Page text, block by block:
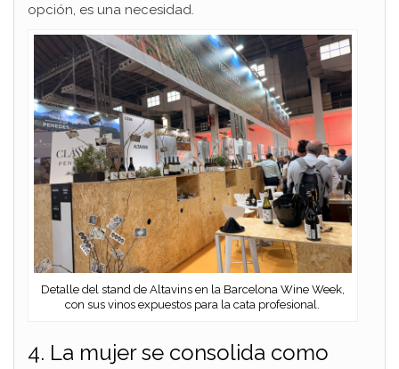
opción, es una necesidad.
Detalle del stand de Altavins en la Barcelona Wine Week,
con sus vinos expuestos para la cata profesional.
4. La mujer se consolida como